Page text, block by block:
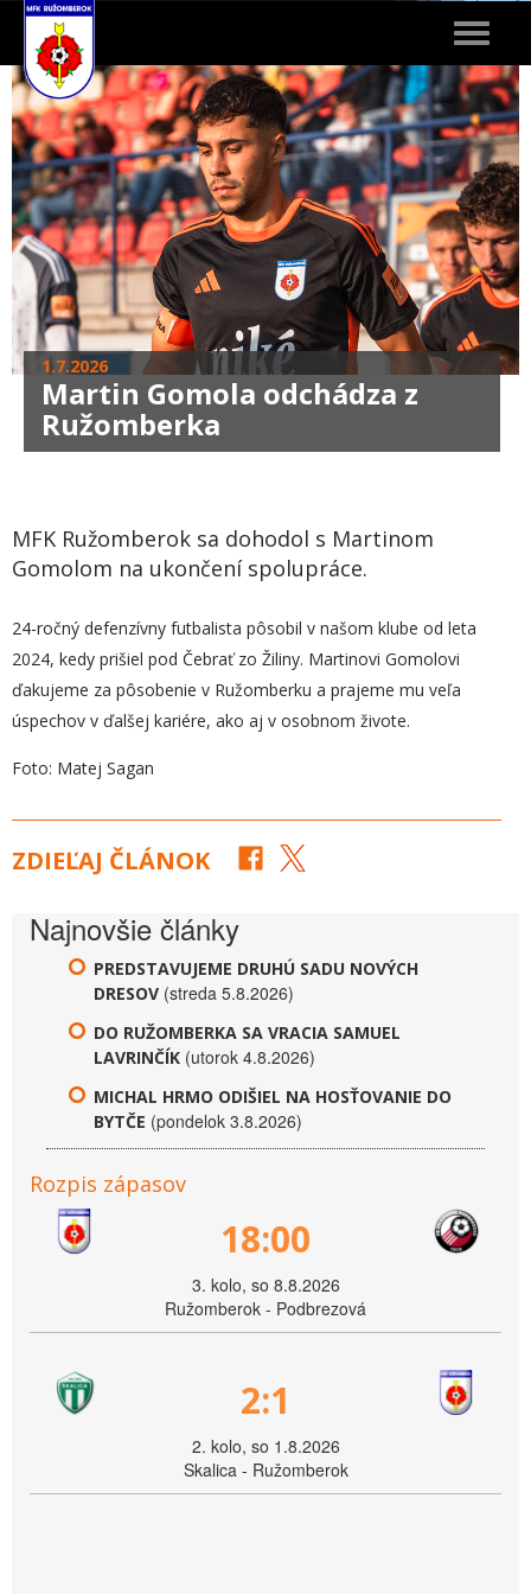
Toggle
1.7.2026
Martin Gomola odchádza z
Ružomberka
MFK Ružomberok sa dohodol s Martinom
Gomolom na ukončení spolupráce.
24-ročný defenzívny futbalista pôsobil v našom klube od leta
2024, kedy prišiel pod Čebrať zo Žiliny. Martinovi Gomolovi
ďakujeme za pôsobenie v Ružomberku a prajeme mu veľa
úspechov v ďalšej kariére, ako aj v osobnom živote.
Foto: Matej Sagan
ZDIEĽAJ ČLÁNOK
Najnovšie články
PREDSTAVUJEME DRUHÚ SADU NOVÝCH
DRESOV (streda 5.8.2026)
DO RUŽOMBERKA SA VRACIA SAMUEL
LAVRINČÍK (utorok 4.8.2026)
MICHAL HRMO ODIŠIEL NA HOSŤOVANIE DO
BYTČE (pondelok 3.8.2026)
Rozpis zápasov
18:00
3. kolo, so 8.8.2026
Ružomberok - Podbrezová
2:1
2. kolo, so 1.8.2026
Skalica - Ružomberok